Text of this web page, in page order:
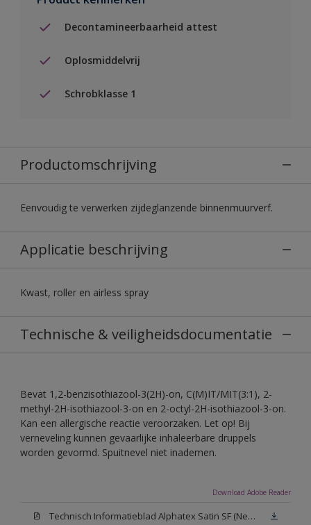
Decontamineerbaarheid attest
Oplosmiddelvrij
Schrobklasse 1
Productomschrijving
Eenvoudig te verwerken zijdeglanzende binnenmuurverf.
Applicatie beschrijving
Kwast, roller en airless spray
Technische & veiligheidsdocumentatie
Bevat 1,2-benzisothiazool-3(2H)-on, C(M)IT/MIT(3:1), 2-
methyl-2H-isothiazool-3-on en 2-octyl-2H-isothiazool-3-on.
Kan een allergische reactie veroorzaken. Let op! Bij
verneveling kunnen gevaarlijke inhaleerbare druppels
worden gevormd. Spuitnevel niet inademen.
Download Adobe Reader
Technisch Informatieblad Alphatex Satin SF (New Livery) (PDF)